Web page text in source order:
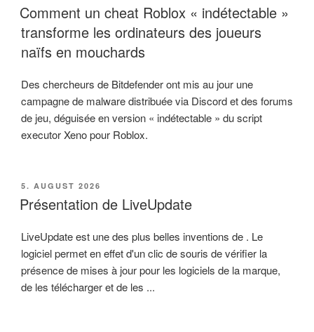
AM
Comment un cheat Roblox « indétectable »
transforme les ordinateurs des joueurs
naïfs en mouchards
Des chercheurs de Bitdefender ont mis au jour une
campagne de malware distribuée via Discord et des forums
de jeu, déguisée en version « indétectable » du script
executor Xeno pour Roblox.
VERÖFFENTLICHT
AM
5. AUGUST 2026
Présentation de LiveUpdate
LiveUpdate est une des plus belles inventions de . Le
logiciel permet en effet d'un clic de souris de vérifier la
présence de mises à jour pour les logiciels de la marque,
de les télécharger et de les ...